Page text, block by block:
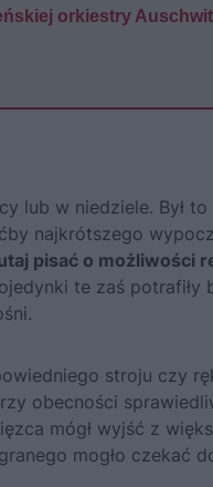
orkiestry
lub w niedziele. Był
najkrótszego
pisać o możliwości
te zaś potrafiły
stroju czy
obecności
mógł wyjść z
mogło czekać